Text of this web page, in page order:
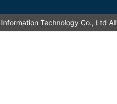
Information Technology Co.,